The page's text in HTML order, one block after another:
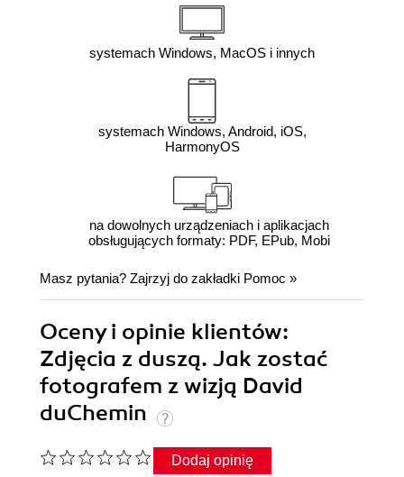
systemach Windows, MacOS i innych
systemach Windows, Android, iOS,
HarmonyOS
na dowolnych urządzeniach i aplikacjach
obsługujących formaty: PDF, EPub, Mobi
Masz pytania? Zajrzyj do zakładki Pomoc »
Oceny i opinie klientów:
Zdjęcia z duszą. Jak zostać
fotografem z wizją David
duChemin
Dodaj opinię